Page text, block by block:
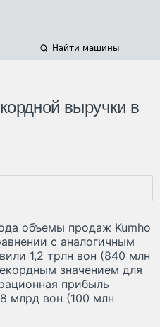
Найти машины
выручки в
объемы продаж Kumho
с аналогичным
1,2 трлн вон (840 млн
значением для
прибыль
млрд вон (100 млн